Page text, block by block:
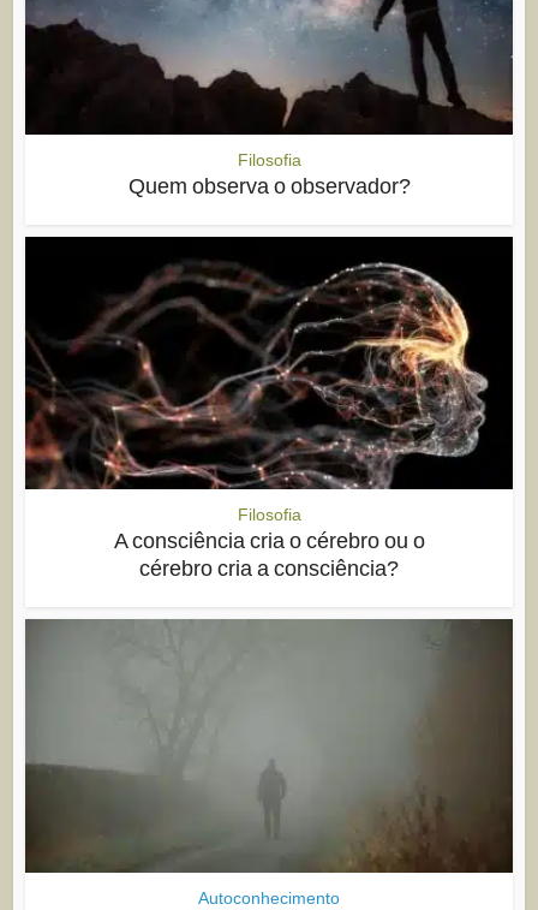
Filosofia
Quem observa o observador?
Filosofia
A consciência cria o cérebro ou o
cérebro cria a consciência?
Autoconhecimento